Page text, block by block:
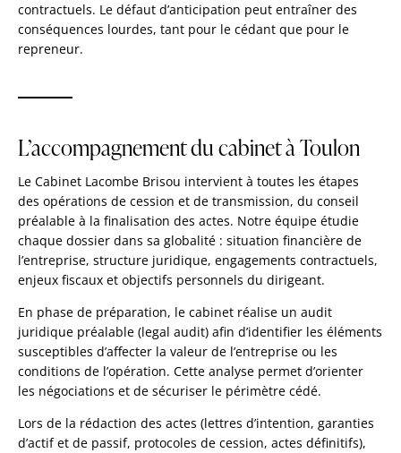
contractuels. Le défaut d’anticipation peut entraîner des
conséquences lourdes, tant pour le cédant que pour le
repreneur.
L’accompagnement du cabinet à Toulon
Le Cabinet Lacombe Brisou intervient à toutes les étapes
des opérations de cession et de transmission, du conseil
préalable à la finalisation des actes. Notre équipe étudie
chaque dossier dans sa globalité : situation financière de
l’entreprise, structure juridique, engagements contractuels,
enjeux fiscaux et objectifs personnels du dirigeant.
En phase de préparation, le cabinet réalise un audit
juridique préalable (legal audit) afin d’identifier les éléments
susceptibles d’affecter la valeur de l’entreprise ou les
conditions de l’opération. Cette analyse permet d’orienter
les négociations et de sécuriser le périmètre cédé.
Lors de la rédaction des actes (lettres d’intention, garanties
d’actif et de passif, protocoles de cession, actes définitifs),